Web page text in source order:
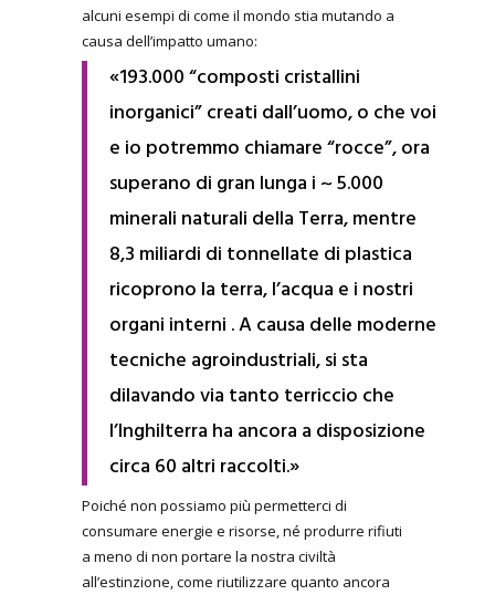
alcuni esempi di come il mondo stia mutando a
causa dell’impatto umano:
«193.000 “composti cristallini
inorganici” creati dall’uomo, o che voi
e io potremmo chiamare “rocce”, ora
superano di gran lunga i ~ 5.000
minerali naturali della Terra, mentre
8,3 miliardi di tonnellate di plastica
ricoprono la terra, l’acqua e i nostri
organi interni . A causa delle moderne
tecniche agroindustriali, si sta
dilavando via tanto terriccio che
l’Inghilterra ha ancora a disposizione
circa 60 altri raccolti.»
Poiché non possiamo più permetterci di
consumare energie e risorse, né produrre rifiuti
a meno di non portare la nostra civiltà
all’estinzione, come riutilizzare quanto ancora